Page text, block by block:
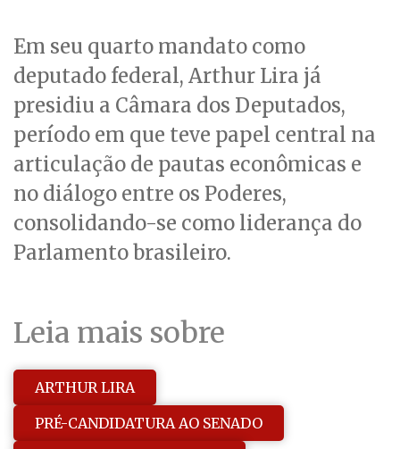
Em seu quarto mandato como
deputado federal, Arthur Lira já
presidiu a Câmara dos Deputados,
período em que teve papel central na
articulação de pautas econômicas e
no diálogo entre os Poderes,
consolidando-se como liderança do
Parlamento brasileiro.
Leia mais sobre
ARTHUR LIRA
PRÉ-CANDIDATURA AO SENADO